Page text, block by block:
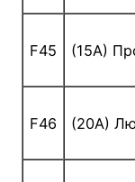
F45 (15A)
F46 (20A)